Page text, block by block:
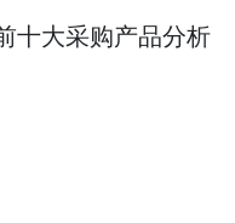
十大采购产品分析